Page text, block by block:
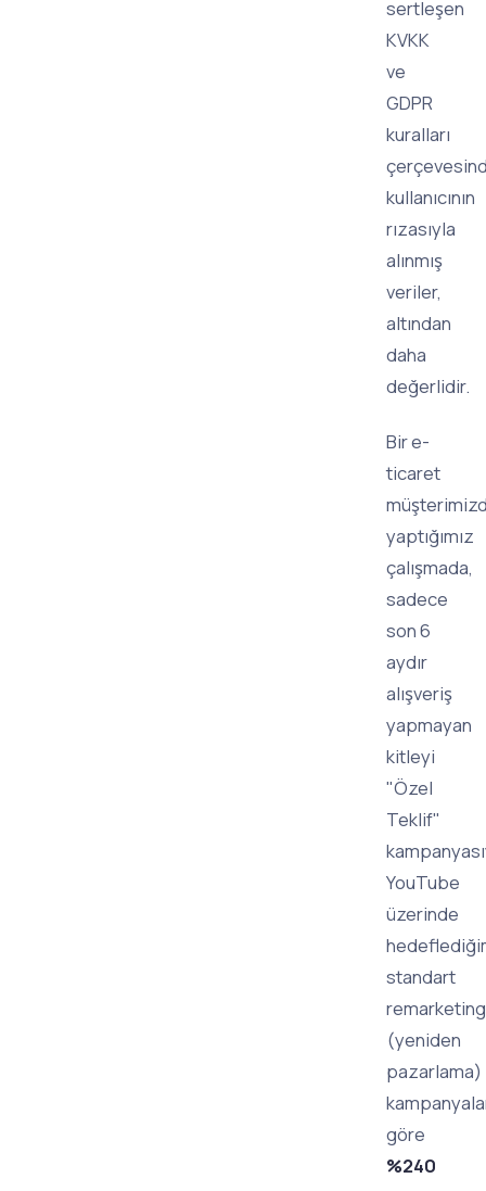
sertleşen
KVKK
ve
GDPR
kuralları
kullanıcının
rızasıyla
alınmış
veriler,
altından
daha
değerlidir.
Bir e-
ticaret
yaptığımız
çalışmada,
sadece
son 6
aydır
alışveriş
yapmayan
kitleyi
"Özel
Teklif"
YouTube
üzerinde
standart
remarketing
(yeniden
pazarlama)
göre
%240